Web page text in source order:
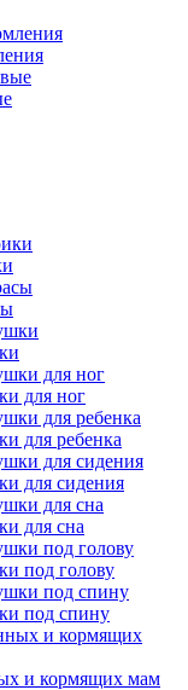
для ног
для ребенка
для сидения
для сна
под голову
под спину
и кормящих мам